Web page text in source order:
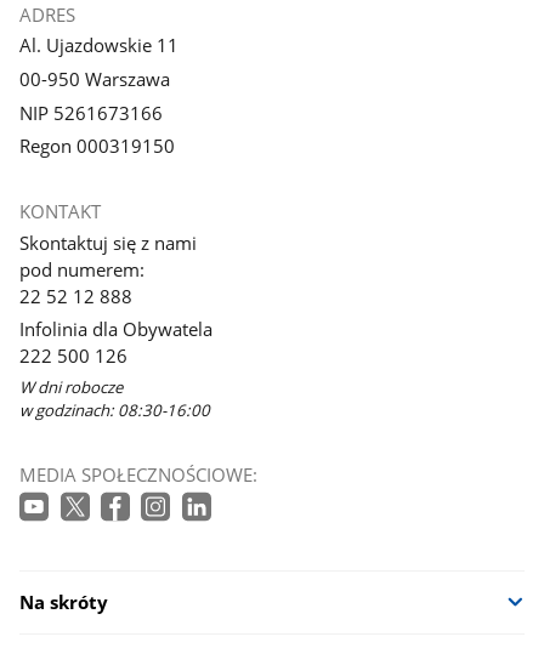
ADRES
Al. Ujazdowskie 11
00-950 Warszawa
NIP 5261673166
Regon 000319150
KONTAKT
Skontaktuj się z nami
pod numerem:
22 52 12 888
Infolinia dla Obywatela
222 500 126
W dni robocze
w godzinach: 08:30-16:00
MEDIA SPOŁECZNOŚCIOWE:
Na skróty